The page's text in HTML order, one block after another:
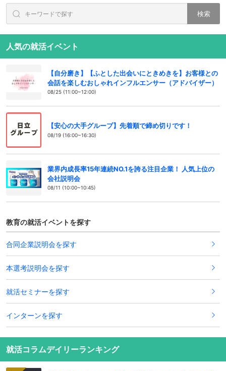
検索
人気の就活イベント
【自分磨き】【ふとした出会いにときめきを】お客様との
会話を楽しむおしゃれインフルエンサー（アドバイザー）
08/25 (11:00~12:00)
【安心の大手グループ】先着順で締め切りです！
08/19 (16:00~16:30)
業界内成長率15年連続NO.1を誇る注目企業！ 人気上位の
会社説明会
08/11 (10:00~10:45)
教育の就活イベントを探す
合同企業説明会を探す
本選考説明会を探す
就活セミナーを探す
インターンを探す
就活コラムデイリーランキング